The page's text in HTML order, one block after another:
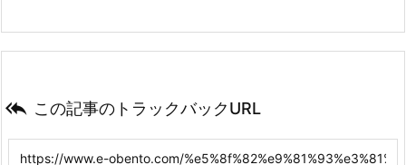
 この記事のトラックバックURL